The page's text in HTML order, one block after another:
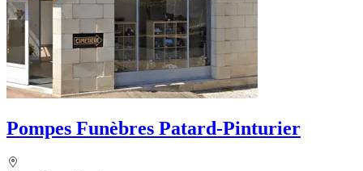
Pompes Funèbres Patard-Pinturier